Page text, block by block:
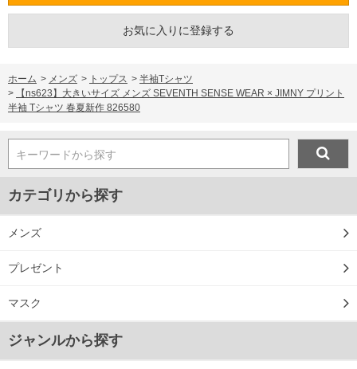
お気に入りに登録する
ホーム > メンズ > トップス > 半袖Tシャツ
>
【ns623】大きいサイズ メンズ SEVENTH SENSE WEAR × JIMNY プリント
半袖 Tシャツ 春夏新作 826580
キーワードから探す
カテゴリから探す
メンズ
プレゼント
マスク
ジャンルから探す